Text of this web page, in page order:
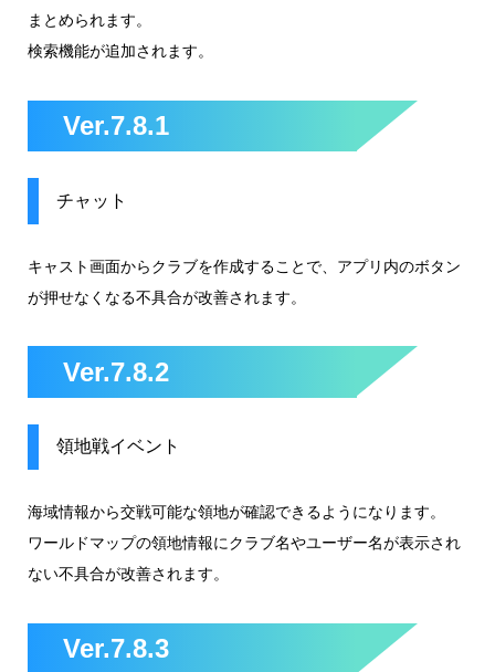
まとめられます。
検索機能が追加されます。
Ver.7.8.1
チャット
キャスト画面からクラブを作成することで、アプリ内のボタン
が押せなくなる不具合が改善されます。
Ver.7.8.2
領地戦イベント
海域情報から交戦可能な領地が確認できるようになります。
ワールドマップの領地情報にクラブ名やユーザー名が表示され
ない不具合が改善されます。
Ver.7.8.3